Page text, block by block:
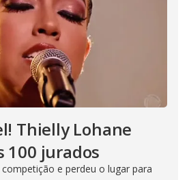
Thielly Lohane
100 jurados
e perdeu o lugar para